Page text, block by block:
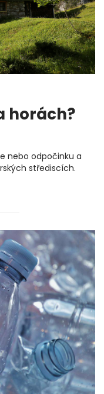
horách?
nebo odpočinku a
střediscích.